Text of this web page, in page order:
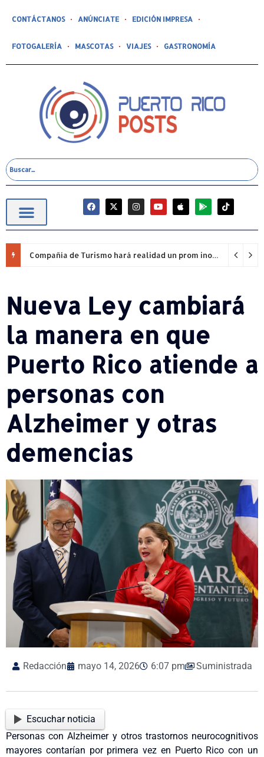
CONTÁCTANOS ANÚNCIATE EDICIÓN IMPRESA
FOTOGALERÍA MASCOTAS VIAJES GASTRONOMÍA
Compañía de Turismo hará realidad un prom inolvidable junto a Jowell para estudiantes de la Escuela Gabriela Mistral
Nueva Ley cambiará
la manera en que
Puerto Rico atiende a
personas con
Alzheimer y otras
demencias
Redacción mayo 14, 2026 6:07 pm Suministrada
Escuchar noticia
Personas con Alzheimer y otros trastornos neurocognitivos
mayores contarían por primera vez en Puerto Rico con un